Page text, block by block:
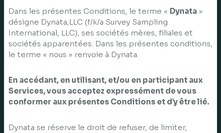
Dans les présentes Conditions, le terme « Dynata »
désigne Dynata,LLC (f/k/a Survey Sampling
International, LLC), ses sociétés mères, filiales et
sociétés apparentées. Dans les présentes conditions,
le terme « nous » renvoie à Dynata.
En accédant, en utilisant, et/ou en participant aux
Services, vous acceptez expressément de vous
conformer aux présentes Conditions et d’y être lié.
Dynata se réserve le droit de refuser, de limiter,